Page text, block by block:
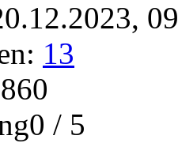
13
/ 5